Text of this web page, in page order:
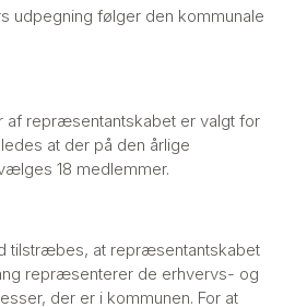
udpegning følger den kommunale
af repræsentantskabet er valgt for
at der på den årlige
18 medlemmer.
tilstræbes, at repræsentantskabet
repræsenterer de erhvervs- og
der er i kommunen. For at